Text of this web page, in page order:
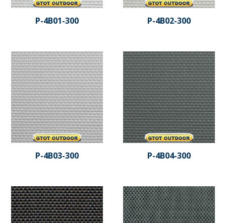
P-4B01-300 P-4B02-300
P-4B03-300 P-4B04-300